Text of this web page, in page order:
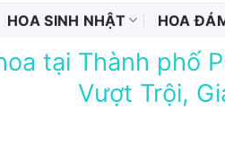
HOA SINH NHẬT HOA
tại Thành phố
Vượt Trội,